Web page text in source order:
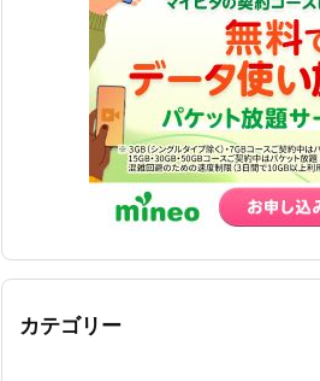
カテゴリー